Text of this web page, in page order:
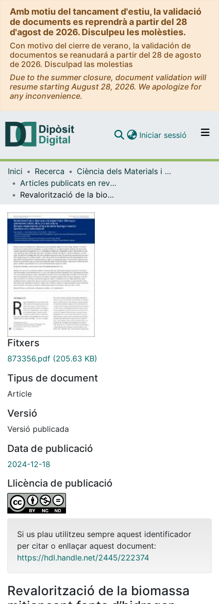
Amb motiu del tancament d'estiu, la validació
de documents es reprendrà a partir del 28
d'agost de 2026. Disculpeu les molèsties.
Con motivo del cierre de verano, la validación de
documentos se reanudará a partir del 28 de agosto
de 2026. Disculpad las molestias
Due to the summer closure, document validation will
resume starting August 28, 2026. We apologize for
any inconvenience.
Navega per tot el DD
Iniciar sessió (current)
Inici Recerca
Ciència dels Materials i Química Física
Articles publicats en revistes (Ciència dels Materials i Química Física)
Revalorització de la biomassa mitjançant fonts d’hidrogen alternatives: síntesi de la γ-valerolactona
Fitxers
873356.pdf (205.63 KB)
Tipus de document
Article
Versió
Versió publicada
Data de publicació
2024-12-18
Llicència de publicació
Si us plau utilitzeu sempre aquest identificador
per citar o enllaçar aquest document:
https://hdl.handle.net/2445/222374
Revalorització de la biomassa